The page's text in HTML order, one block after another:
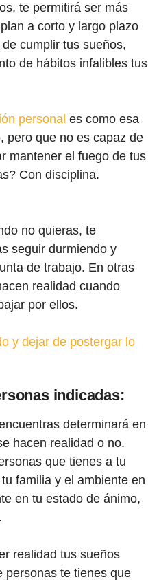
te permitirá ser más
a corto y largo plazo
cumplir tus sueños,
de hábitos infalibles tus
personal es como esa
pero que no es capaz de
mantener el fuego de tus
Con disciplina.
no quieras, te
seguir durmiendo y
de trabajo. En otras
realidad cuando
por ellos.
y dejar de postergar lo
indicadas:
determinará en
hacen realidad o no.
que tienes a tu
familia y el ambiente en
en tu estado de ánimo,
realidad tus sueños
personas te tienes que